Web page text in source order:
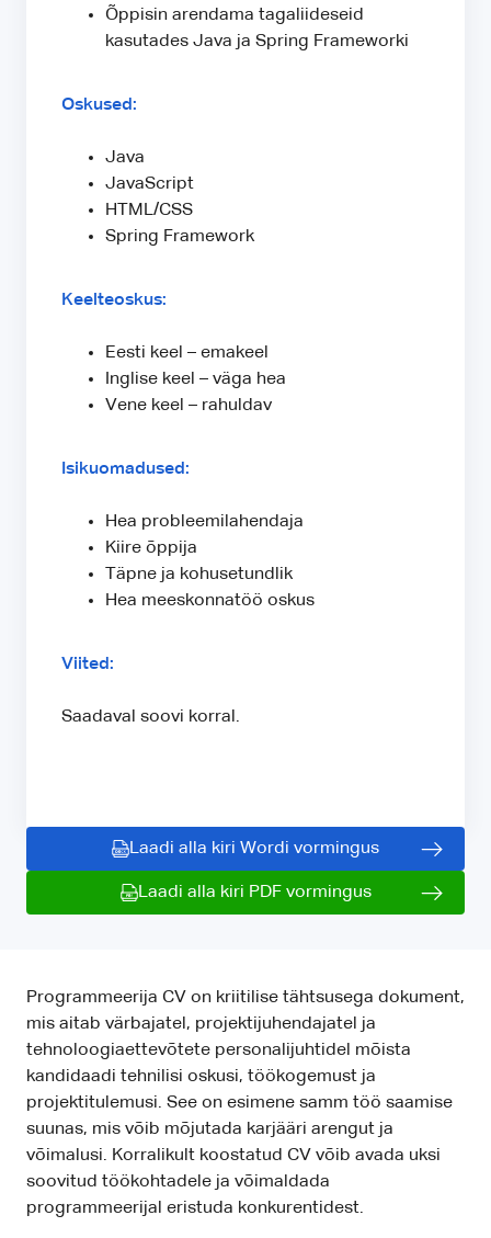
Õppisin arendama tagaliideseid
kasutades Java ja Spring Frameworki
Oskused:
Java
JavaScript
HTML/CSS
Spring Framework
Keelteoskus:
Eesti keel – emakeel
Inglise keel – väga hea
Vene keel – rahuldav
Isikuomadused:
Hea probleemilahendaja
Kiire õppija
Täpne ja kohusetundlik
Hea meeskonnatöö oskus
Viited:
Saadaval soovi korral.
Laadi alla kiri Wordi vormingus
Laadi alla kiri PDF vormingus
Programmeerija CV on kriitilise tähtsusega dokument,
mis aitab värbajatel, projektijuhendajatel ja
tehnoloogiaettevõtete personalijuhtidel mõista
kandidaadi tehnilisi oskusi, töökogemust ja
projektitulemusi. See on esimene samm töö saamise
suunas, mis võib mõjutada karjääri arengut ja
võimalusi. Korralikult koostatud CV võib avada uksi
soovitud töökohtadele ja võimaldada
programmeerijal eristuda konkurentidest.